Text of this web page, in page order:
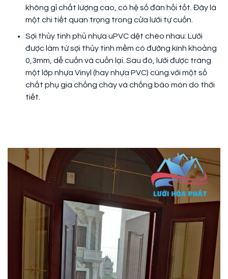
không gỉ chất lượng cao, có hệ số đàn hồi tốt. Đây là
một chi tiết quan trọng trong cửa lưới tự cuốn.
Sợi thủy tinh phủ nhựa uPVC dệt chéo nhau: Lưới
được làm từ sợi thủy tinh mềm có đường kính khoảng
0,3mm, dễ cuốn và cuốn lại. Sau đó, lưới được tráng
một lớp nhựa Vinyl (hay nhựa PVC) cùng với một số
chất phụ gia chống cháy và chống bào mòn do thời
tiết.